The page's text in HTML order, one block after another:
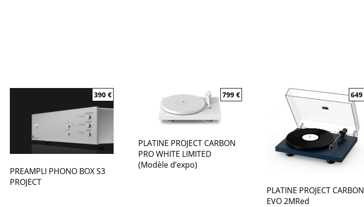
PREAMPLI PHONO BOX S3
PROJECT
390€
PLATINE PROJECT CARBON
PRO WHITE LIMITED
(Modèle d’expo)
799€
PLATINE PROJECT CARBON
EVO 2MRed
649